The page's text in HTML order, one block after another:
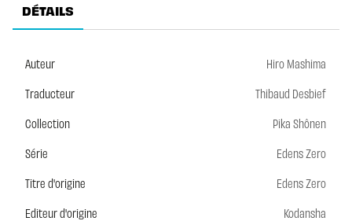
DÉTAILS
Auteur
Hiro Mashima
Traducteur
Thibaud Desbief
Collection
Pika Shônen
Série
Edens Zero
Titre d'origine
Edens Zero
Editeur d'origine
Kodansha